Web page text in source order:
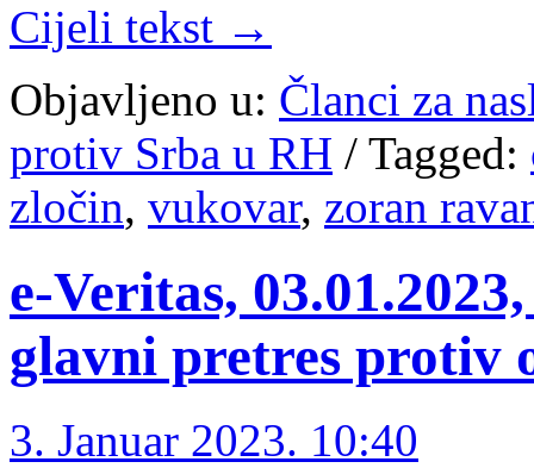
Cijeli tekst →
Objavljeno u: Članci za
protiv Srba u RH / Tagged:
zločin, vukovar, zoran
e-Veritas,
glavni pretres protiv
3. Januar 2023. 10:40